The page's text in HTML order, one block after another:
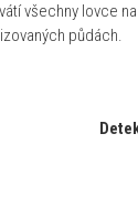
všechny lovce
půdách.